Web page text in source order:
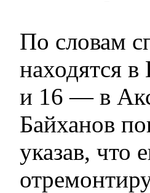
По словам
находятся
и 16 — в
Байханов
указав, что